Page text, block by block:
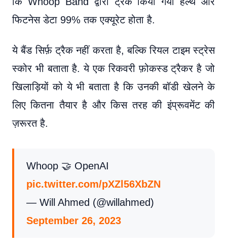
फिटनेस डेटा 99% तक एक्यूरेट होता है.
ये बैंड सिर्फ़ ट्रैक नहीं करता है, बल्कि रियल टाइम स्ट्रेस
स्कोर भी बताता है. ये एक रिकवरी फ़ोकस्ड ट्रैकर है जो
खिलाड़ियों को ये भी बताता है कि उनकी बॉडी खेलने के
लिए कितना तैयार है और किस तरह की इंप्रूवमेंट की
ज़रूरत है.
Whoop 🤝 OpenAI
pic.twitter.com/pXZl56XbZN
— Will Ahmed (@willahmed)
September 26, 2023